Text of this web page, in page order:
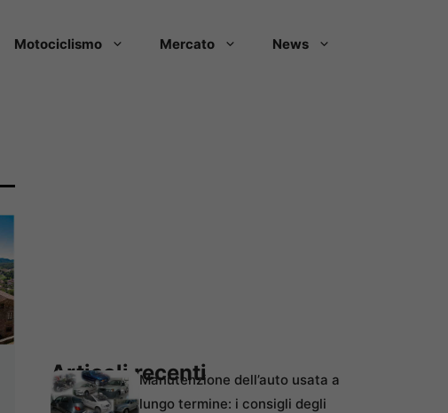
Motociclismo Mercato News
Articoli recentiManutenzione dell’auto usata a
lungo termine: i consigli degli